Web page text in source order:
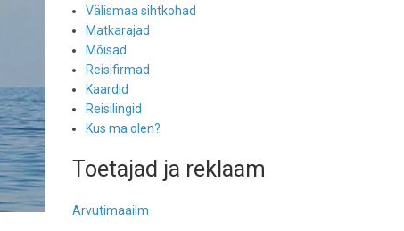
Välismaa sihtkohad
Matkarajad
Mõisad
Reisifirmad
Kaardid
Reisilingid
Kus ma olen?
Toetajad ja reklaam
Arvutimaailm